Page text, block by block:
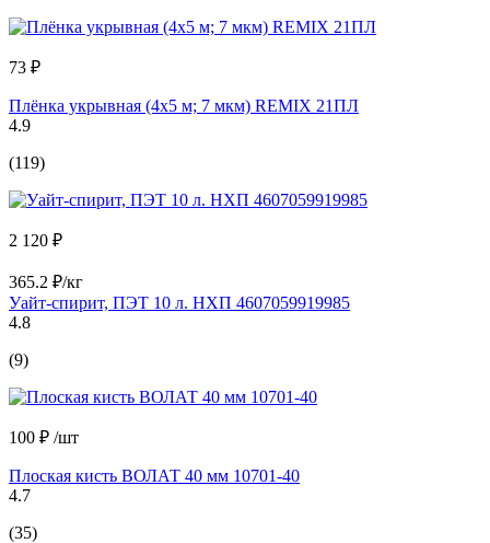
73 ₽
Плёнка укрывная (4х5 м; 7 мкм) REMIX 21ПЛ
4.9
(119)
2 120 ₽
365.2 ₽/кг
Уайт-спирит, ПЭТ 10 л. НХП 4607059919985
4.8
(9)
100 ₽ /шт
Плоская кисть ВОЛАТ 40 мм 10701-40
4.7
(35)